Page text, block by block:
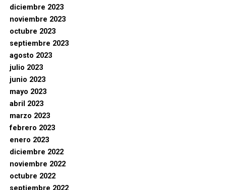
diciembre 2023
noviembre 2023
octubre 2023
septiembre 2023
agosto 2023
julio 2023
junio 2023
mayo 2023
abril 2023
marzo 2023
febrero 2023
enero 2023
diciembre 2022
noviembre 2022
octubre 2022
septiembre 2022